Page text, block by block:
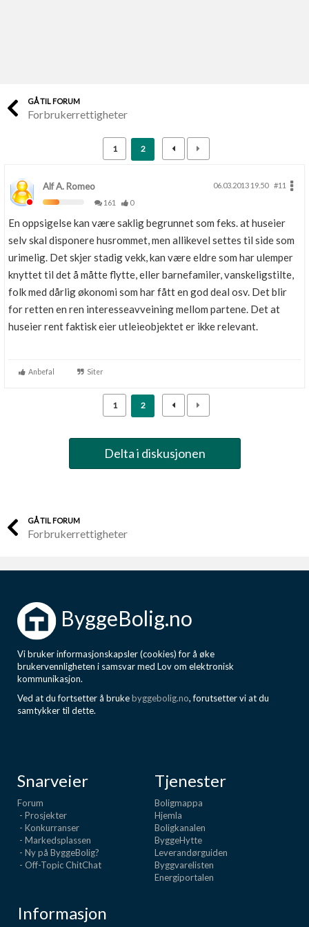
Finn håndverkere
Skaff dokumentasjon som mangler
Kundeservice
Få svar på det du lurer på
Kom i gang med Boligmappa
Se din bolig? Klikk her
Boligmappa+
GÅ TIL FORUM
Forbrukerrettigheter
1 2
Alf A. Romeo 06.03.2013 19.50
#11
161
0
En oppsigelse kan være saklig begrunnet som feks. at huseier
selv skal disponere husrommet, men allikevel settes til side som
urimelig. Det skjer stadig vekk, kan være eldre som har ulemper
knyttet til det å måtte flytte, eller barnefamiler, vanskeligstilte,
folk med dårlig økonomi som har fått en god deal osv. Det blir
for retten en ren interesseavveining mellom partene. Det at
huseier rent faktisk eier utleieobjektet er ikke relevant.
Anbefal Siter
1 2
Delta i diskusjonen
GÅ TIL FORUM
Forbrukerrettigheter
ByggeBolig.no
Vi bruker informasjonskapsler (cookies) for å øke
brukervennligheten i samsvar med Lov om elektronisk
kommunikasjon.
Ved at du fortsetter å brukebyggebolig.no, forutsetter vi at du
samtykker til dette.
Snarveier
Forum
- Prosjekter
- Konkurranser
- Markedsplassen
- Ny på ByggeBolig?
- Off-Topic ChitChat
Tjenester
Boligmappa
Hjemla
Boligkanalen
ByggeHytte
Leverandørguiden
Byggvarelisten
Energiportalen
Informasjon